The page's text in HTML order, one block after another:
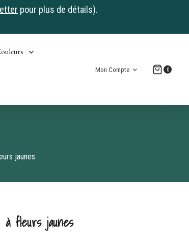
pour plus de détails).
Mon Compte 0
jaunes
à fleurs jaunes